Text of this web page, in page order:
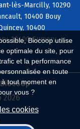
Biocoop utilise
optimale du site, pour
et la performance
en toute
tout moment en
vous ?
cookies
lès-Marcilly, 10290
10400 Bouy
10400
10400 Gumery,
2026